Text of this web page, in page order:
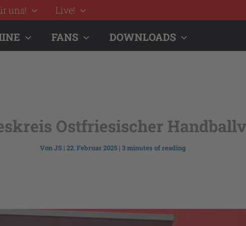
uns! Live!
FANS DOWNLOADS
Ostfriesischer
VonJS | 22. Februar 2025 | 3 minutes of reading